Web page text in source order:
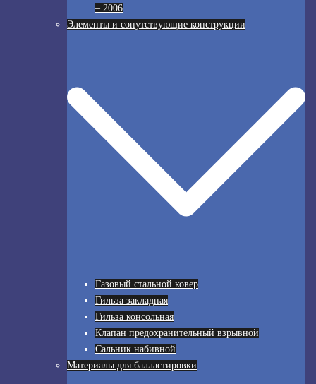
– 2006
Элементы и сопутствующие конструкции
Газовый стальной ковер
Гильза закладная
Гильза консольная
Клапан предохранительный взрывной
Сальник набивной
Материалы для балластировки